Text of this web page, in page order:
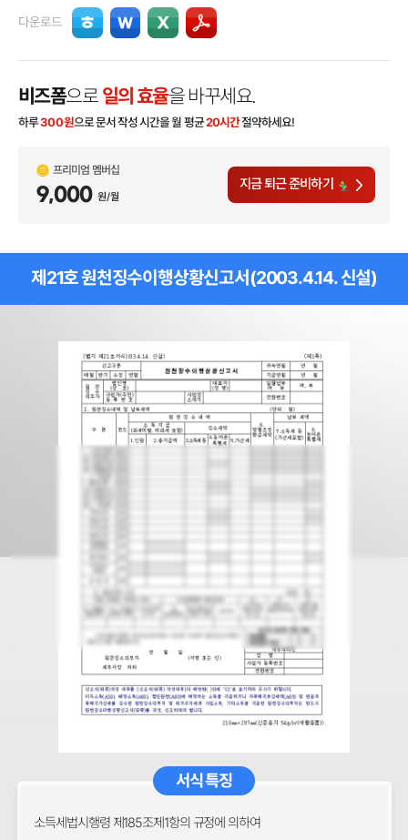
다운로드
비즈폼으로 일의 효율을 바꾸세요.
하루300원으로 문서 작성 시간을 월 평균20시간절약하세요!
프리미엄 멤버십
9,000 원/월
지금 퇴근 준비하기
제21호 원천징수이행상황신고서(2003.4.14. 신설)
서식 특징
소득세법시행령 제185조제1항의 규정에 의하여